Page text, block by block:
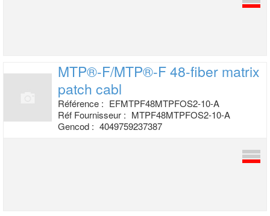
MTP®-F/MTP®-F 48-fiber matrix
patch cabl
Référence : EFMTPF48MTPFOS2-10-A
Réf Fournisseur : MTPF48MTPFOS2-10-A
Gencod : 4049759237387